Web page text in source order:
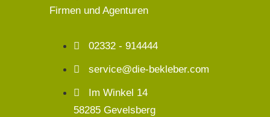
Firmen und Agenturen
02332 - 914444
service@die-bekleber.com
Im Winkel 14
58285 Gevelsberg